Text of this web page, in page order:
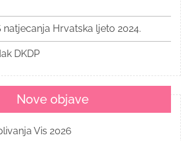
natjecanja Hrvatska ljeto 2024.
DKDP
Nove objave
Vis 2026